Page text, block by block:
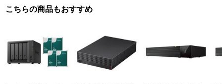
こちらの商品もおすすめ